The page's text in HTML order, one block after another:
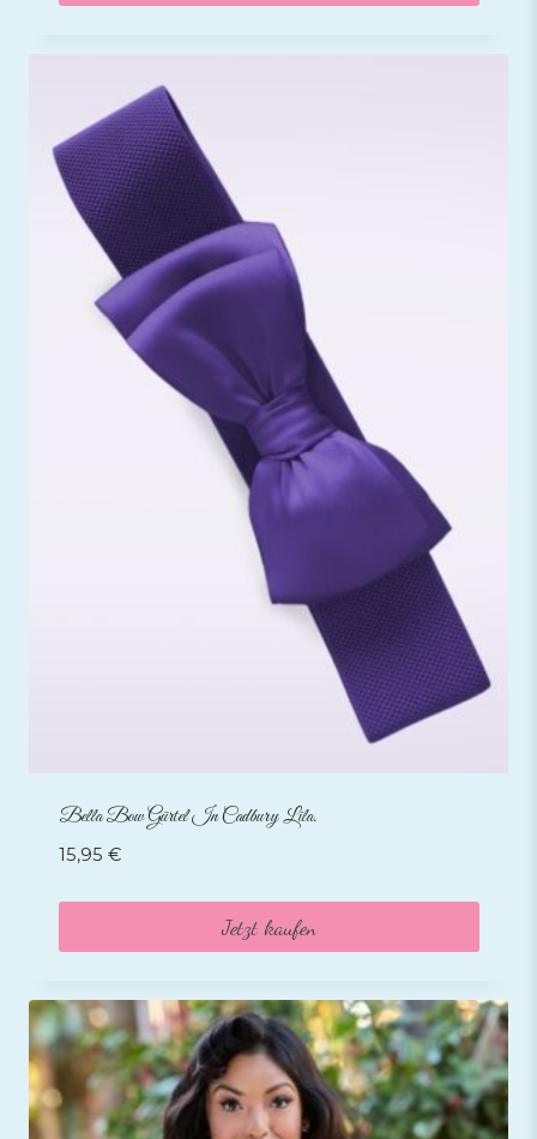
Bella Bow Gürtel In Cadbury Lila.
15,95 €
Jetzt kaufen